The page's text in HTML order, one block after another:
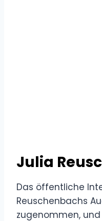
Julia
Das öffentliche
Reuschenbachs
zugenommen,